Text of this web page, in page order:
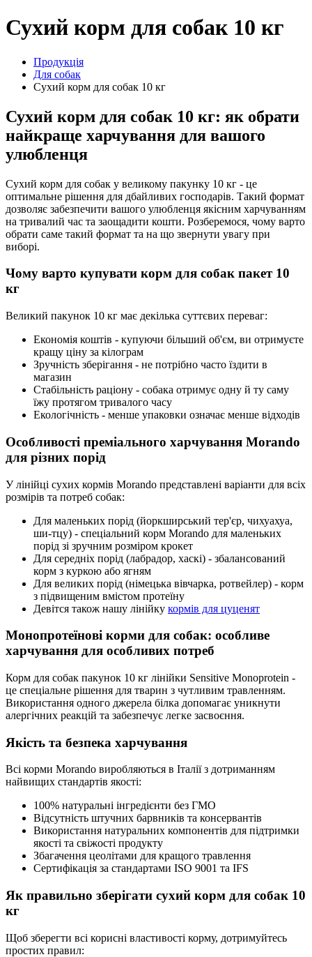
Сухий корм для собак 10 кг
Продукція
Для собак
Сухий корм для собак 10 кг
Сухий корм для собак 10 кг: як обрати
найкраще харчування для вашого
улюбленця
Сухий корм для собак у великому пакунку 10 кг - це
оптимальне рішення для дбайливих господарів. Такий формат
дозволяє забезпечити вашого улюбленця якісним харчуванням
на тривалий час та заощадити кошти. Розберемося, чому варто
обрати саме такий формат та на що звернути увагу при
виборі.
Чому варто купувати корм для собак пакет 10
кг
Великий пакунок 10 кг має декілька суттєвих переваг:
Економія коштів - купуючи більший об'єм, ви отримуєте
кращу ціну за кілограм
Зручність зберігання - не потрібно часто їздити в
магазин
Стабільність раціону - собака отримує одну й ту саму
їжу протягом тривалого часу
Екологічність - менше упаковки означає менше відходів
Особливості преміального харчування Morando
для різних порід
У лінійці сухих кормів Morando представлені варіанти для всіх
розмірів та потреб собак:
Для маленьких порід (йоркширський тер'єр, чихуахуа,
ши-тцу) - спеціальний корм Morando для маленьких
порід зі зручним розміром крокет
Для середніх порід (лабрадор, хаскі) - збалансований
корм з куркою або ягням
Для великих порід (німецька вівчарка, ротвейлер) - корм
з підвищеним вмістом протеїну
Девітся також нашу лінійку кормів для цуценят
Монопротеїнові корми для собак: особливе
харчування для особливих потреб
Корм для собак пакунок 10 кг лінійки Sensitive Monoprotein -
це спеціальне рішення для тварин з чутливим травленням.
Використання одного джерела білка допомагає уникнути
алергічних реакцій та забезпечує легке засвоєння.
Якість та безпека харчування
Всі корми Morando виробляються в Італії з дотриманням
найвищих стандартів якості:
100% натуральні інгредієнти без ГМО
Відсутність штучних барвників та консервантів
Використання натуральних компонентів для підтримки
якості та свіжості продукту
Збагачення цеолітами для кращого травлення
Сертифікація за стандартами ISO 9001 та IFS
Як правильно зберігати сухий корм для собак 10
кг
Щоб зберегти всі корисні властивості корму, дотримуйтесь
простих правил: